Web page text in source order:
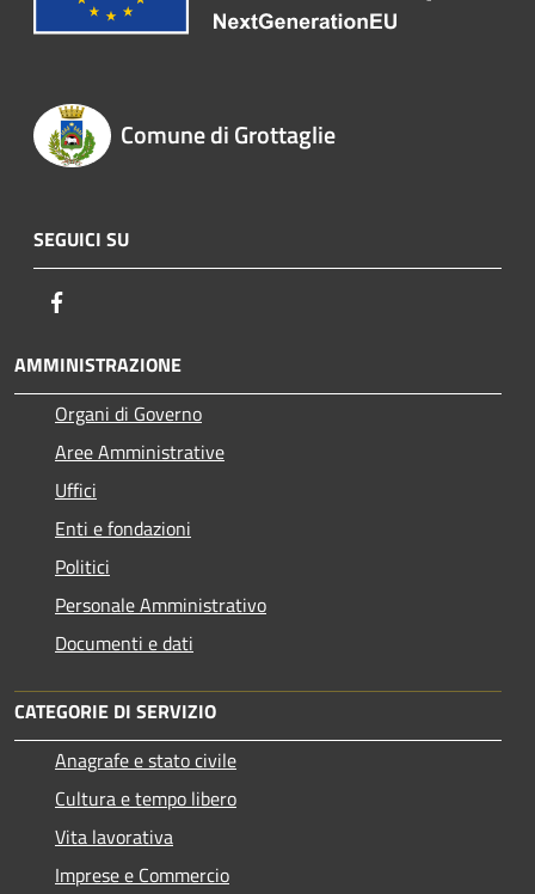
Comune di Grottaglie
SEGUICI SU
AMMINISTRAZIONE
Organi di Governo
Aree Amministrative
Uffici
Enti e fondazioni
Politici
Personale Amministrativo
Documenti e dati
CATEGORIE DI SERVIZIO
Anagrafe e stato civile
Cultura e tempo libero
Vita lavorativa
Imprese e Commercio